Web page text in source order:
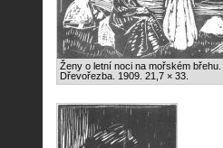
Ženy o letní noci na mořském břehu.
Dřevořezba. 1909. 21,7 × 33.